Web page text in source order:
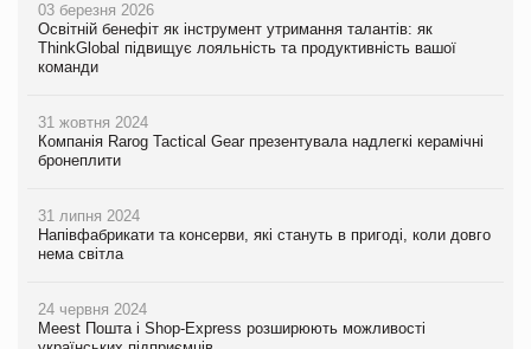
03 березня 2026
Освітній бенефіт як інструмент утримання талантів: як
ThinkGlobal підвищує лояльність та продуктивність вашої
команди
31 жовтня 2024
Компанія Rarog Tactical Gear презентувала надлегкі керамічні
бронеплити
31 липня 2024
Напівфабрикати та консерви, які стануть в пригоді, коли довго
нема світла
24 червня 2024
Meest Пошта і Shop-Express розширюють можливості